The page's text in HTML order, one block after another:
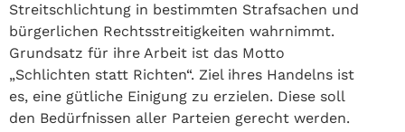
Streitschlichtung in bestimmten Strafsachen und
bürgerlichen Rechtsstreitigkeiten wahrnimmt.
Grundsatz für ihre Arbeit ist das Motto
„Schlichten statt Richten“. Ziel ihres Handelns ist
es, eine gütliche Einigung zu erzielen. Diese soll
den Bedürfnissen aller Parteien gerecht werden.